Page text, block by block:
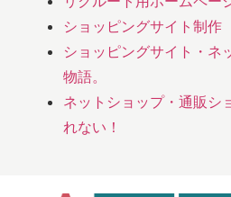
ショッピングサイト制作
ショッピングサイト・ネ
物語。
ネットショップ・通販シ
れない！